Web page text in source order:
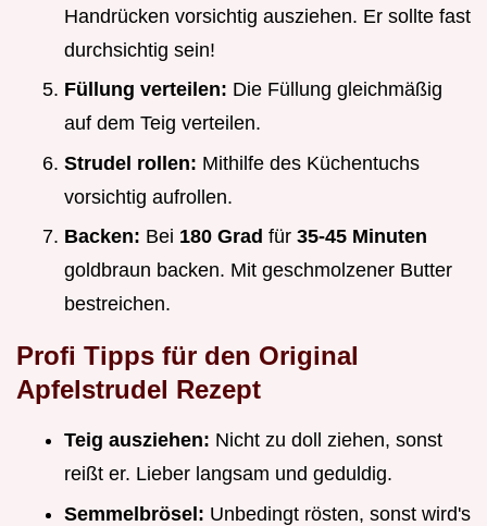
Handrücken vorsichtig ausziehen. Er sollte fast
durchsichtig sein!
Füllung verteilen: Die Füllung gleichmäßig
auf dem Teig verteilen.
Strudel rollen: Mithilfe des Küchentuchs
vorsichtig aufrollen.
Backen: Bei 180 Grad für 35-45 Minuten
goldbraun backen. Mit geschmolzener Butter
bestreichen.
Profi Tipps für den Original
Apfelstrudel Rezept
Teig ausziehen: Nicht zu doll ziehen, sonst
reißt er. Lieber langsam und geduldig.
Semmelbrösel: Unbedingt rösten, sonst wird's